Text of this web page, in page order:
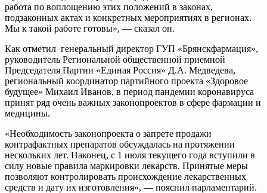
работа по воплощению этих положений в законах,
подзаконных актах и конкретных мероприятиях в регионах.
Мы к такой работе готовы», — сказал он.
Как отметил генеральный директор ГУП «Брянскфармация»,
руководитель Региональной общественной приемной
Председателя Партии «Единая Россия» Д.А. Медведева,
региональный координатор партийного проекта «Здоровое
будущее» Михаил Иванов, в период пандемии коронавируса
принят ряд очень важных законопроектов в сфере фармации и
медицины.
«Необходимость законопроекта о запрете продажи
контрафактных препаратов обсуждалась на протяжении
нескольких лет. Наконец, с 1 июля текущего года вступили в
силу новые правила маркировки лекарств. Принятые меры
позволяют контролировать происхождение лекарственных
средств и дату их изготовления», — пояснил парламентарий.